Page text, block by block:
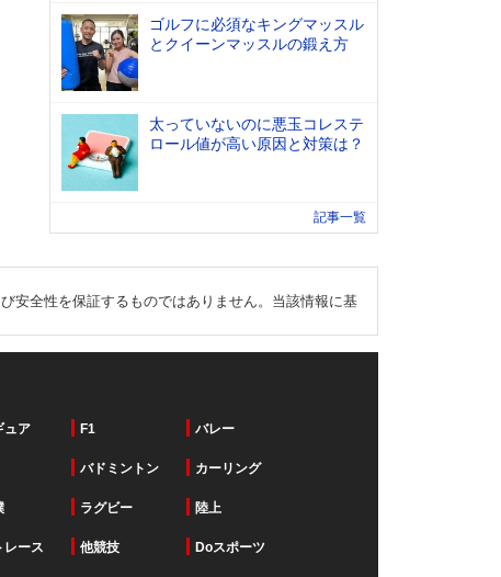
ゴルフに必須なキングマッスル
とクイーンマッスルの鍛え方
太っていないのに悪玉コレステ
ロール値が高い原因と対策は？
記事一覧
安全性を保証するものではありません。当該情報に基
ュア F1 バレー
バドミントン カーリング
ラグビー 陸上
レース 他競技 Doスポーツ